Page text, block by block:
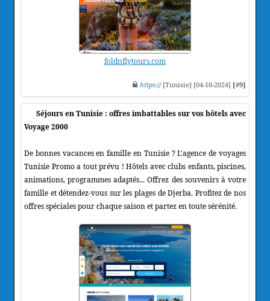
foldnflytours.com
https:// [Tunisie] [04-10-2024] [#9]
Séjours en Tunisie : offres imbattables sur vos hôtels avec
Voyage 2000
De bonnes vacances en famille en Tunisie ? L'agence de voyages
Tunisie Promo a tout prévu ! Hôtels avec clubs enfants, piscines,
animations, programmes adaptés... Offrez des souvenirs à votre
famille et détendez-vous sur les plages de Djerba. Profitez de nos
offres spéciales pour chaque saison et partez en toute sérénité.